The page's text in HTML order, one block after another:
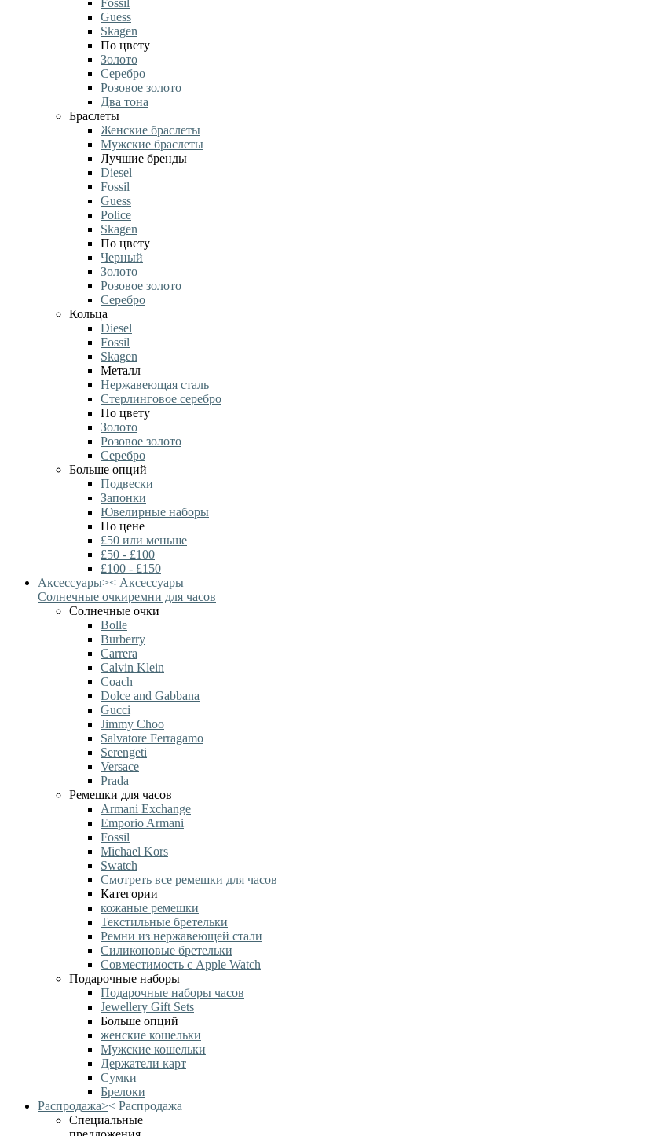
Fossil
Guess
Skagen
По цвету
Золото
Серебро
Розовое золото
Два тона
Браслеты
Женские браслеты
Мужские браслеты
Лучшие бренды
Diesel
Fossil
Guess
Police
Skagen
По цвету
Черный
Золото
Розовое золото
Серебро
Кольца
Diesel
Fossil
Skagen
Металл
Нержавеющая сталь
Стерлинговое серебро
По цвету
Золото
Розовое золото
Серебро
Больше опций
Подвески
Запонки
Ювелирные наборы
По цене
£50 или меньше
£50 - £100
£100 - £150
Аксессуары>< Аксессуары
Солнечные очкиремни для часов
Солнечные очки
Bolle
Burberry
Carrera
Calvin Klein
Coach
Dolce and Gabbana
Gucci
Jimmy Choo
Salvatore Ferragamo
Serengeti
Versace
Prada
Ремешки для часов
Armani Exchange
Emporio Armani
Fossil
Michael Kors
Swatch
Смотреть все ремешки для часов
Категории
кожаные ремешки
Текстильные бретельки
Ремни из нержавеющей стали
Силиконовые бретельки
Совместимость с Apple Watch
Подарочные наборы
Подарочные наборы часов
Jewellery Gift Sets
Больше опций
женские кошельки
Мужские кошельки
Держатели карт
Сумки
Брелоки
Распродажа>< Распродажа
Специальные